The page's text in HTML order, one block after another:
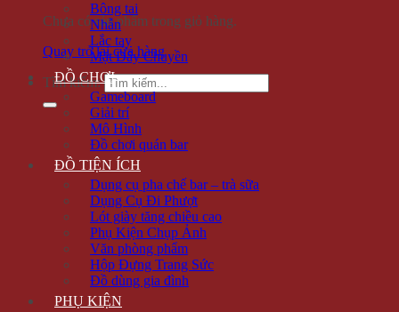
Chưa có sản phẩm trong giỏ hàng.
Quay trở lại cửa hàng
Tìm kiếm:
Bông tai
Nhẫn
Lắc tay
Mặt Dây Chuyền
ĐỒ CHƠI
Gameboard
Giải trí
Mô Hình
Đồ chơi quán bar
ĐỒ TIỆN ÍCH
Dụng cụ pha chế bar – trà sữa
Dụng Cụ Đi Phượt
Lót giày tăng chiều cao
Phụ Kiện Chụp Ảnh
Văn phòng phẩm
Hộp Đựng Trang Sức
Đồ dùng gia đình
PHỤ KIỆN